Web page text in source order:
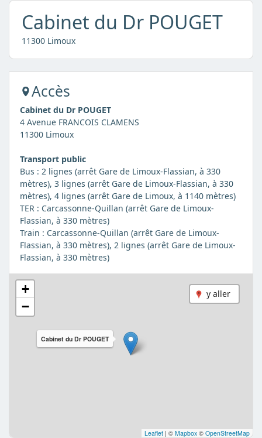
Cabinet du Dr POUGET
11300 Limoux
Accès
Cabinet du Dr POUGET
4 Avenue FRANCOIS CLAMENS
11300 Limoux
Transport public
Bus : 2 lignes (arrêt Gare de Limoux-Flassian, à 330
mètres), 3 lignes (arrêt Gare de Limoux-Flassian, à 330
mètres), 4 lignes (arrêt Gare de Limoux, à 1140 mètres)
TER : Carcassonne-Quillan (arrêt Gare de Limoux-
Flassian, à 330 mètres)
Train : Carcassonne-Quillan (arrêt Gare de Limoux-
Flassian, à 330 mètres), 2 lignes (arrêt Gare de Limoux-
Flassian, à 330 mètres)
y aller
Cabinet du Dr POUGET
+
−
Leaflet | © Mapbox © OpenStreetMap